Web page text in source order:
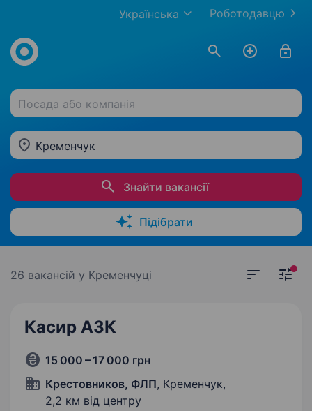
Роботодавцю
Українська
Посада або компанія
Кременчук
Знайти вакансії
Підібрати
26 вакансій у Кременчуці
Касир АЗК
15 000 – 17 000 грн
Крестовников, ФЛП, Кременчук,
2,2 км від центру